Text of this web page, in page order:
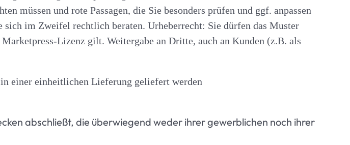
müssen und rote Passagen, die Sie besonders prüfen und ggf. anpassen
im Zweifel rechtlich beraten. Urheberrecht: Sie dürfen das Muster
Lizenz gilt. Weitergabe an Dritte, auch an Kunden (z.B. als
einer einheitlichen Lieferung geliefert werden
abschließt, die überwiegend weder ihrer gewerblichen noch ihrer